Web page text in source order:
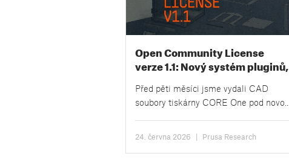
Open Community License
verze 1.1: Nový systém pluginů,
odpovědi na vaše otázky
Před pěti měsíci jsme vydali CAD
soubory tiskárny CORE One pod novou
24. června 2026 | Prusa Research